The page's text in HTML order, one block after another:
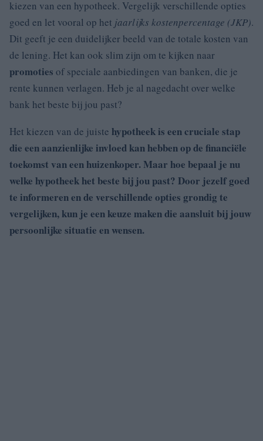
kiezen van een hypotheek. Vergelijk verschillende opties
goed en let vooral op het jaarlijks kostenpercentage (JKP).
Dit geeft je een duidelijker beeld van de totale kosten van
de lening. Het kan ook slim zijn om te kijken naar
promoties of speciale aanbiedingen van banken, die je
rente kunnen verlagen. Heb je al nagedacht over welke
bank het beste bij jou past?
Het kiezen van de juiste hypotheek is een cruciale stap
die een aanzienlijke invloed kan hebben op de financiële
toekomst van een huizenkoper. Maar hoe bepaal je nu
welke hypotheek het beste bij jou past? Door jezelf goed
te informeren en de verschillende opties grondig te
vergelijken, kun je een keuze maken die aansluit bij jouw
persoonlijke situatie en wensen.